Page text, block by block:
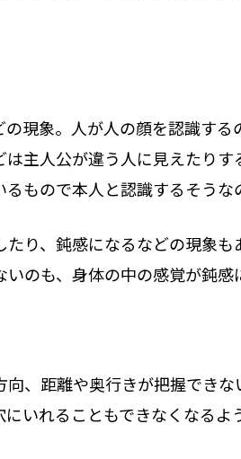
現象。人が人の顔を認識す
主人公が違う人に見えたり
もので本人と認識するそうな
り、鈍感になるなどの現象
のも、身体の中の感覚が鈍感
、距離や奥行きが把握でき
いれることもできなくなるよ